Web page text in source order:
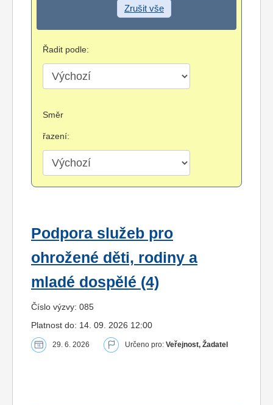
Zrušit vše
Řadit podle:
Směr
řazení:
Podpora služeb pro
ohrožené děti, rodiny a
mladé dospělé (4)
Číslo výzvy: 085
Platnost do: 14. 09. 2026 12:00
29. 6. 2026 Určeno pro: Veřejnost, Žadatel